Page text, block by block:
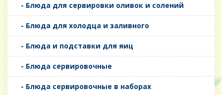
- Блюда для сервировки оливок и солений
- Блюда для холодца и заливного
- Блюда и подставки для яиц
- Блюда сервировочные
- Блюда сервировочные в наборах